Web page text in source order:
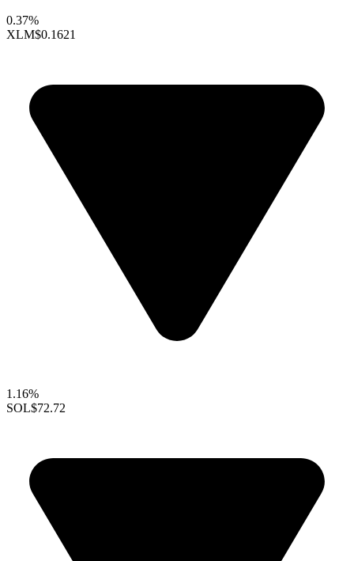
0.37%
XLM$0.1621
1.16%
SOL$72.72